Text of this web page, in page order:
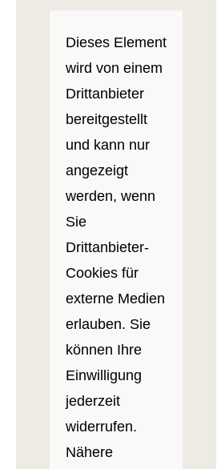
Dieses Element
wird von einem
Drittanbieter
bereitgestellt
und kann nur
angezeigt
werden, wenn
Sie
Drittanbieter-
Cookies für
externe Medien
erlauben. Sie
können Ihre
Einwilligung
jederzeit
widerrufen.
Nähere